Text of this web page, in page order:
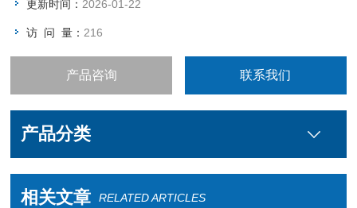
更新时间： 2026-01-22
访 问 量： 216
产品咨询 联系我们
产品分类
相关文章 RELATED ARTICLES